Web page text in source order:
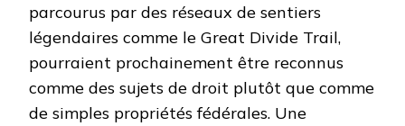
parcourus par des réseaux de sentiers
légendaires comme le Great Divide Trail,
pourraient prochainement être reconnus
comme des sujets de droit plutôt que comme
de simples propriétés fédérales. Une